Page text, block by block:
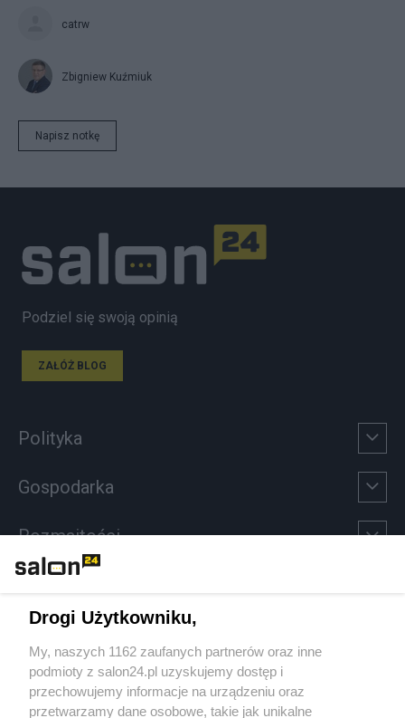
catrw
Zbigniew Kuźmiuk
Napisz notkę
Podziel się swoją opinią
ZAŁÓŻ BLOG
Polityka
Gospodarka
Rozmaitości
Sport
Społeczeństwo
Drogi Użytkowniku,
My, naszych 1162 zaufanych partnerów oraz inne
podmioty z salon24.pl uzyskujemy dostęp i
przechowujemy informacje na urządzeniu oraz
przetwarzamy dane osobowe, takie jak unikalne